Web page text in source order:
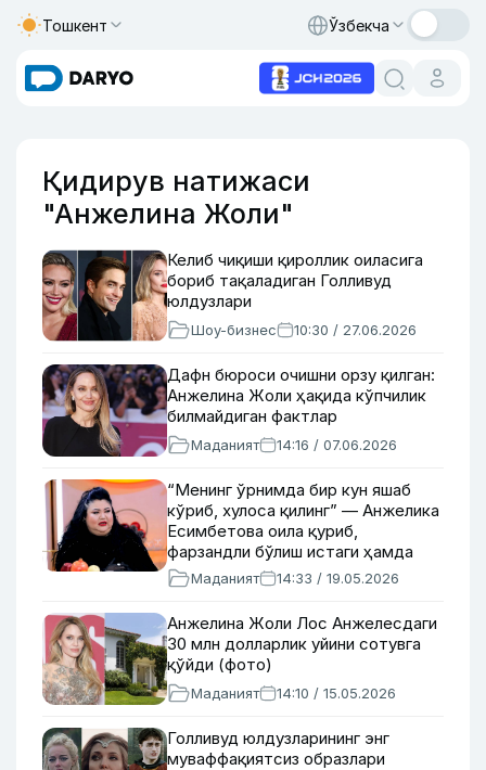
Тошкент Ўзбекча
Қидирув натижаси
"Анжелина Жоли"
Келиб чиқиши қироллик оиласига
бориб тақаладиган Голливуд
юлдузлари
Шоу-бизнес 10:30 / 27.06.2026
Дафн бюроси очишни орзу қилган:
Анжелина Жоли ҳақида кўпчилик
билмайдиган фактлар
Маданият 14:16 / 07.06.2026
“Менинг ўрнимда бир кун яшаб
кўриб, хулоса қилинг” — Анжелика
Есимбетова оила қуриб,
фарзандли бўлиш истаги ҳамда
карьера борасидаги орзулари
ҳақида
Маданият 14:33 / 19.05.2026
Анжелина Жоли Лос Анжелесдаги
30 млн долларлик уйини сотувга
қўйди (фото)
Маданият 14:10 / 15.05.2026
Голливуд юлдузларининг энг
муваффақиятсиз образлари